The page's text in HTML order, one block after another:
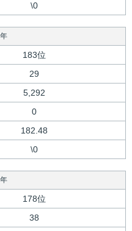
\0
183位
29
5,292
0
182.48
\0
178位
38